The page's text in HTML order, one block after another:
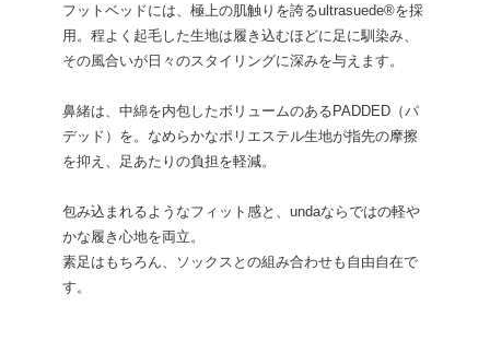
フットベッドには、極上の肌触りを誇るultrasuede®︎を採
用。程よく起毛した生地は履き込むほどに足に馴染み、
その風合いが日々のスタイリングに深みを与えます。
鼻緒は、中綿を内包したボリュームのあるPADDED（パ
デッド）を。なめらかなポリエステル生地が指先の摩擦
を抑え、足あたりの負担を軽減。
包み込まれるようなフィット感と、undaならではの軽や
かな履き心地を両立。
素足はもちろん、ソックスとの組み合わせも自由自在で
す。